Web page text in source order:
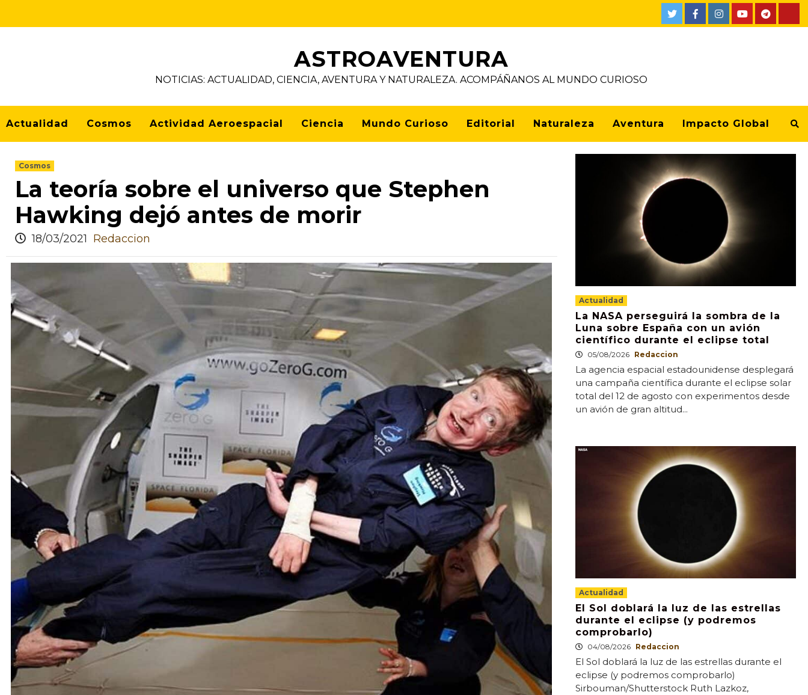
ASTROAVENTURA
NOTICIAS: ACTUALIDAD, CIENCIA, AVENTURA Y NATURALEZA. ACOMPÁÑANOS AL MUNDO CURIOSO
Actualidad Cosmos Actividad Aeroespacial Ciencia Mundo Curioso Editorial Naturaleza Aventura Impacto Global
Cosmos
La teoría sobre el universo que Stephen
Hawking dejó antes de morir
18/03/2021 Redaccion
Actualidad
La NASA perseguirá la sombra de la
Luna sobre España con un avión
científico durante el eclipse total
05/08/2026 Redaccion
La agencia espacial estadounidense desplegará
una campaña científica durante el eclipse solar
total del 12 de agosto con experimentos desde
un avión de gran altitud...
Actualidad
El Sol doblará la luz de las estrellas
durante el eclipse (y podremos
comprobarlo)
04/08/2026 Redaccion
El Sol doblará la luz de las estrellas durante el
eclipse (y podremos comprobarlo)
Sirbouman/Shutterstock Ruth Lazkoz,